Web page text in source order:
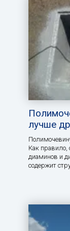
лучше
Как правило,
диаминов и
содержит